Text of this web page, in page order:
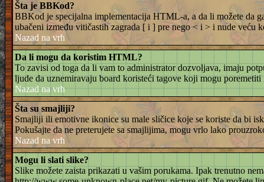
Šta je BBKod?
BBKod je specijalna implementacija HTML-a, a da li možete da
ubačeni između vitičastih zagrada [ i ] pre nego < i > i nude veću
Nazad na vrh
Da li mogu da koristim HTML?
To zavisi od toga da li vam to administrator dozvoljava, imaju
ljude da uznemiravaju board koristeći tagove koji mogu
Nazad na vrh
Šta su smajliji?
Smajliji ili emotivne ikonice su male sličice koje se koriste da bi
Pokušajte da ne preterujete sa smajlijima, mogu vrlo lako
Nazad na vrh
Mogu li slati slike?
Slike možete zaista prikazati u vašim porukama. Ipak trenutno